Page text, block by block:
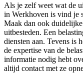
Als je zelf weet wat de
in Werkhoven is vind je
Maak dan ook
uitbesteden. Een
diensten aan. Tevens is
de expertise van de
informatie nodig hebt
altijd contact met ze